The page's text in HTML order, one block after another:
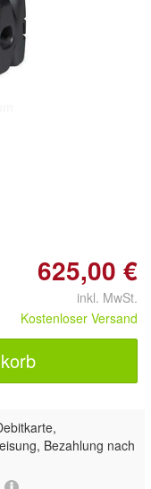
625,00 €
inkl. MwSt.
Kostenloser Versand
Bezahlung nach